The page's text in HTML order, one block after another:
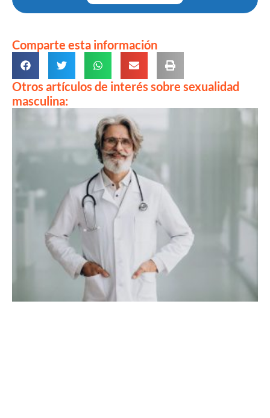
Comparte esta información
Otros artículos de interés sobre sexualidad
masculina: